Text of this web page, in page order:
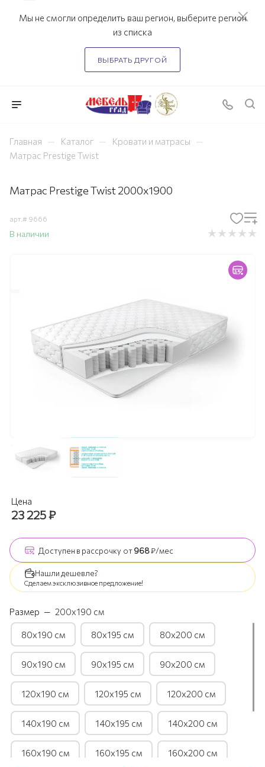
Мы не смогли определить ваш регион, выберите регион
из списка
ВЫБРАТЬ ДРУГОЙ
Главная — Каталог — Кровати и матрасы —
Матрас Prestige Twist
Матрас Prestige Twist 2000х1900
арт.# 9666
В наличии
Цена
23 225₽
Доступен в рассрочку от968₽/мес
Нашли дешевле?
Сделаем эксклюзивное предложение!
Размер — 200х190 см
80х190 см 80х195 см 80х200 см
90х190 см 90х195 см 90х200 см
120х190 см 120х195 см 120х200 см
140х190 см 140х195 см 140х200 см
160х190 см 160х195 см 160х200 см